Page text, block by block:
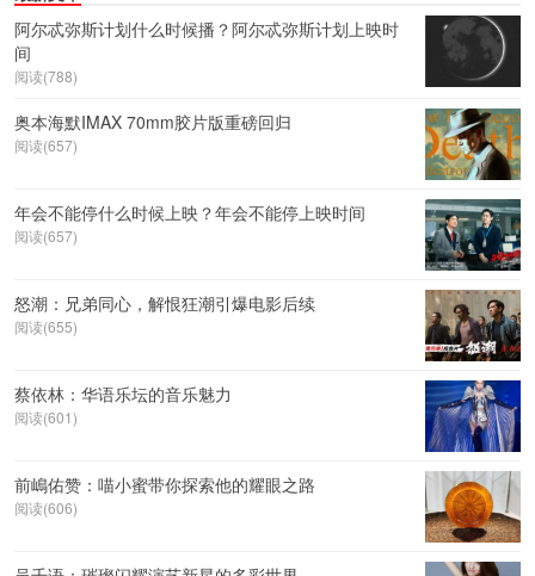
阿尔忒弥斯计划什么时候播？阿尔忒弥斯计划上映时
间
阅读(788)
奥本海默IMAX 70mm胶片版重磅回归
阅读(657)
年会不能停什么时候上映？年会不能停上映时间
阅读(657)
怒潮：兄弟同心，解恨狂潮引爆电影后续
阅读(655)
蔡依林：华语乐坛的音乐魅力
阅读(601)
前嶋佑赞：喵小蜜带你探索他的耀眼之路
阅读(606)